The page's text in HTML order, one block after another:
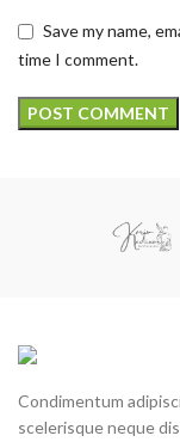
Save my name,
time I comment.
Condimentum
scelerisque neque